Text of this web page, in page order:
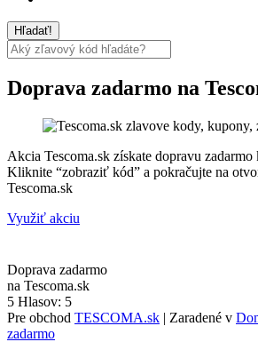
Doprava zadarmo na
Akcia Tescoma.sk získate dopravu
Kliknite “zobraziť kód” a pokračujte na
Tescoma.sk
Využiť akciu
Doprava zadarmo
na Tescoma.sk
5 Hlasov: 5
Pre obchod TESCOMA.sk | Zaradené v
zadarmo